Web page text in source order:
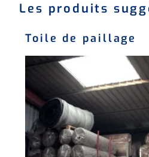
Les produits
Toile de paillage